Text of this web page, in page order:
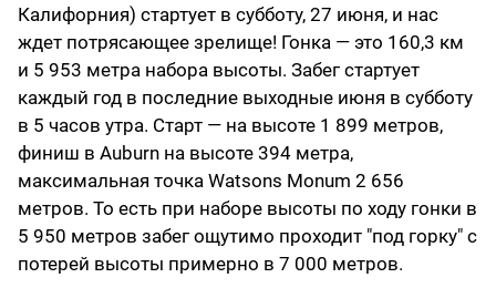
Калифорния) стартует в субботу, 27 июня, и нас
ждет потрясающее зрелище! Гонка — это 160,3 км
и 5 953 метра набора высоты. Забег стартует
каждый год в последние выходные июня в субботу
в 5 часов утра. Старт — на высоте 1 899 метров,
финиш в Auburn на высоте 394 метра,
максимальная точка Watsons Monum 2 656
метров. То есть при наборе высоты по ходу гонки в
5 950 метров забег ощутимо проходит "под горку" с
потерей высоты примерно в 7 000 метров.